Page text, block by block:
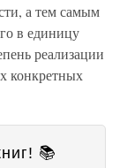
а тем самым
в единицу
реализации
конкретных
📚